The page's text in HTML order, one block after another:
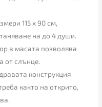
115 x 90 см,
на до 4 души.
в масата позволява
от слънце.
конструкция
както на открито,